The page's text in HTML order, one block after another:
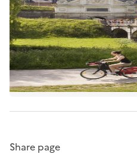
Share page